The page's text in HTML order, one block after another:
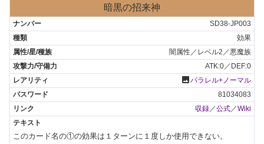
暗黒の招来神
SD38-JP003
効果
闇属性／レベル2／悪魔族
ATK:0／DEF:0
photoパラレル+ノーマル
81034083
収録 ／公式 ／Wiki
このカード名の①の効果は１ターンに１度しか使用できない。